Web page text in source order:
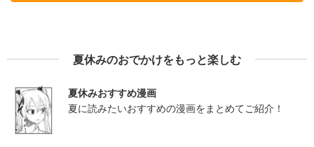
夏休みのおでかけをもっと楽しむ
夏休みおすすめ漫画
夏に読みたいおすすめの漫画をまとめてご紹介！